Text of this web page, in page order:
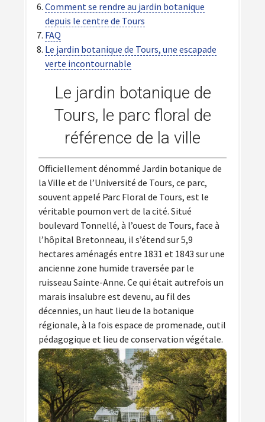
Comment se rendre au jardin botanique
depuis le centre de Tours
FAQ
Le jardin botanique de Tours, une escapade
verte incontournable
Le jardin botanique de
Tours, le parc floral de
référence de la ville
Officiellement dénommé Jardin botanique de
la Ville et de l’Université de Tours, ce parc,
souvent appelé Parc Floral de Tours, est le
véritable poumon vert de la cité. Situé
boulevard Tonnellé, à l’ouest de Tours, face à
l’hôpital Bretonneau, il s’étend sur 5,9
hectares aménagés entre 1831 et 1843 sur une
ancienne zone humide traversée par le
ruisseau Sainte-Anne. Ce qui était autrefois un
marais insalubre est devenu, au fil des
décennies, un haut lieu de la botanique
régionale, à la fois espace de promenade, outil
pédagogique et lieu de conservation végétale.